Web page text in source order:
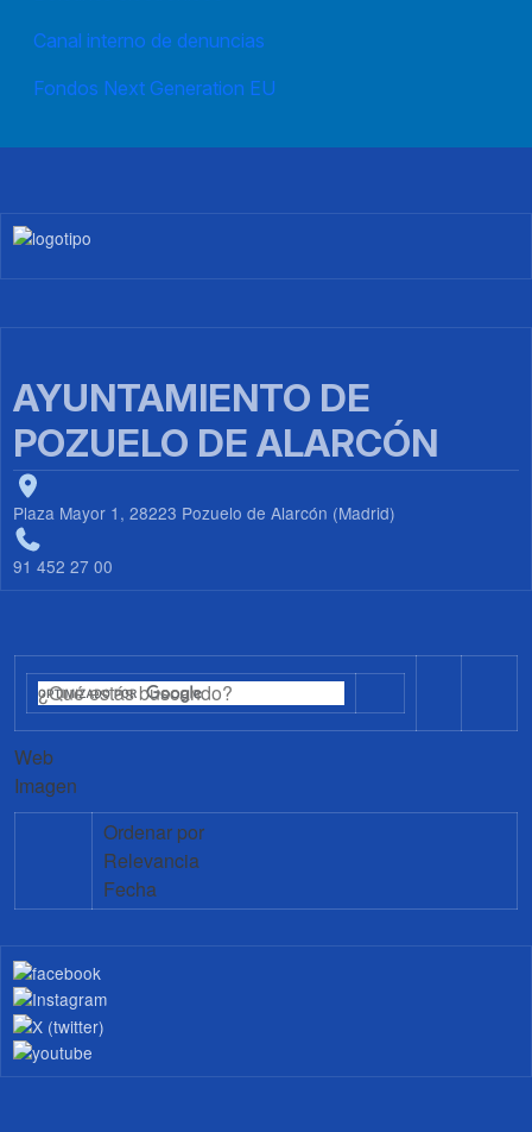
Canal interno de denuncias
Fondos Next Generation EU
Imagen
AYUNTAMIENTO DE
POZUELO DE ALARCÓN
Plaza Mayor 1, 28223 Pozuelo de Alarcón (Madrid)
91 452 27 00
Web
Imagen
Ordenar por
Relevancia
Fecha